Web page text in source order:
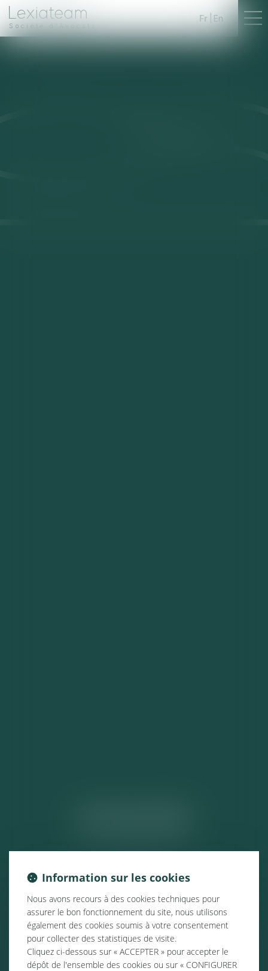
Société d'Avocats
Fr En
Information sur les cookies
Nous avons recours à des cookies techniques pour
assurer le bon fonctionnement du site, nous utilisons
également des cookies soumis à votre consentement
pour collecter des statistiques de visite.
Cliquez ci-dessous sur « ACCEPTER » pour accepter le
dépôt de l'ensemble des cookies ou sur « CONFIGURER